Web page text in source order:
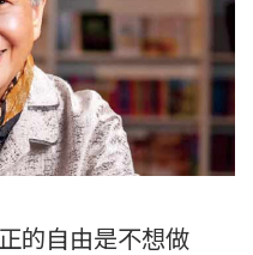
的自由是不想做